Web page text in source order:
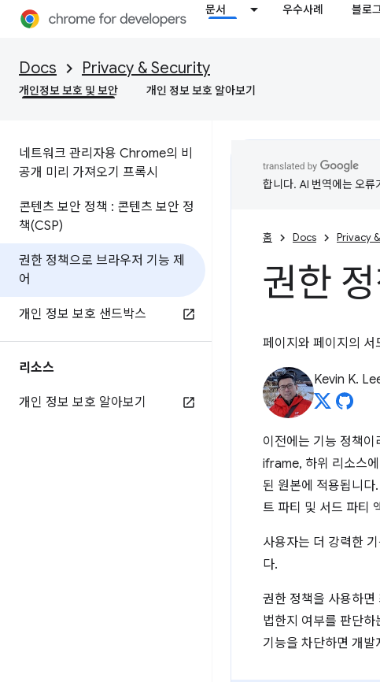
문서 우수사례 블로
Docs Privacy & Security
개인정보 보호 및 보안 개인 정보 보호 알아보기
네트워크 관리자용 Chrome의 비
공개 미리 가져오기 프록시
콘텐츠 보안 정책 : 콘텐츠 보안 정
책(CSP)
권한 정책으로 브라우저 기능 제
어
개인 정보 보호 샌드박스
리소스
개인 정보 보호 알아보기
합니다. AI 번역에는 오류
홈 Docs Privacy
권한
페이지와 페이지의
Kevin K.
이전에는 기능 정책
iframe, 하위 리소스
된 원본에 적용됩니
트 파티 및 서드 파티
사용자는 더 강력한
다.
권한 정책을 사용하면
법한지 여부를 판단
기능을 차단하면 개